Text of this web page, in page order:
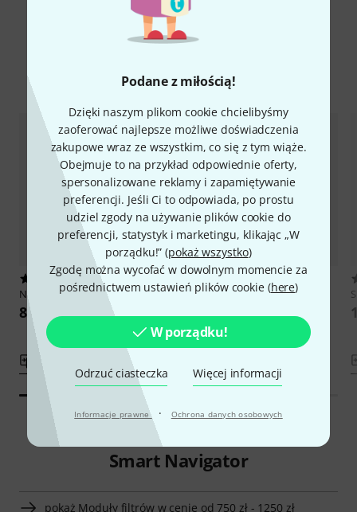
Podane z miłością!
Dzięki naszym plikom cookie chcielibyśmy
zaoferować najlepsze możliwe doświadczenia
zakupowe wraz ze wszystkim, co się z tym wiąże.
Obejmuje to na przykład odpowiednie oferty,
spersonalizowane reklamy i zapamiętywanie
preferencji. Jeśli Ci to odpowiada, po prostu
udziel zgody na używanie plików cookie do
preferencji, statystyk i marketingu, klikając „W
porządku!” (pokaż wszystko)
Zgodę można wycofać w dowolnym momencie za
pośrednictwem ustawień plików cookie (here)
W porządku!
Odrzuć ciasteczka Więcej informacji
Informacje prawne · Ochrona danych osobowych
Porównaj opcje
NANO ModulesST-FONT
833 zł
Erica SynthsBlack Polivoks VCF
864 zł
Smart Navigator
pokaż Moduły filtrów w cenie od 750 zł - 1250 zł